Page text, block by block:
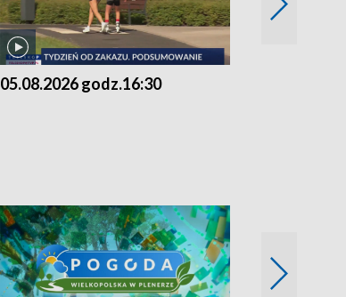
05.08.2026 godz.16:30